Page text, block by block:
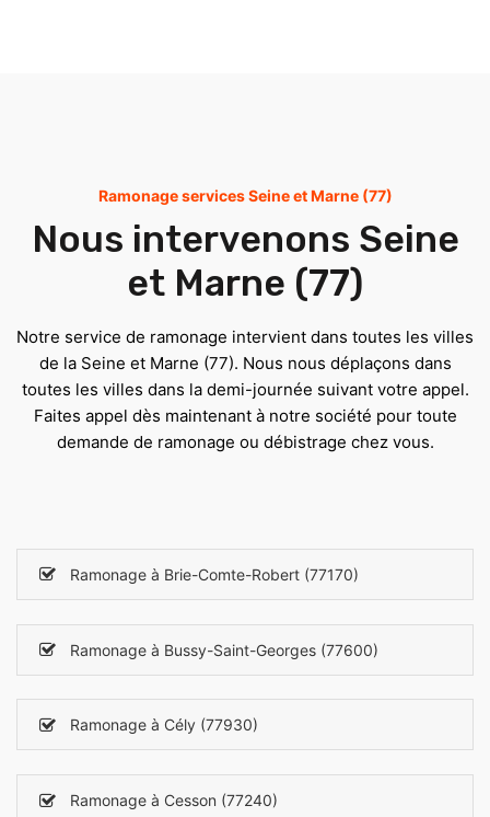
Ramonage services Seine et Marne (77)
Nous intervenons Seine
et Marne (77)
Notre service de ramonage intervient dans toutes les villes
de la Seine et Marne (77). Nous nous déplaçons dans
toutes les villes dans la demi-journée suivant votre appel.
Faites appel dès maintenant à notre société pour toute
demande de ramonage ou débistrage chez vous.
Ramonage à Brie-Comte-Robert (77170)
Ramonage à Bussy-Saint-Georges (77600)
Ramonage à Cély (77930)
Ramonage à Cesson (77240)